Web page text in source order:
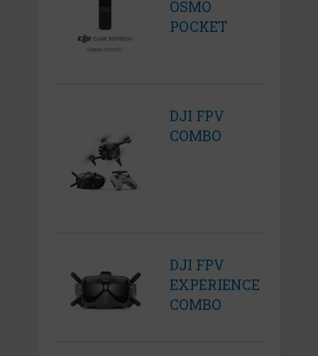
OSMO
POCKET
DJI FPV
COMBO
DJI FPV
EXPERIENCE
COMBO